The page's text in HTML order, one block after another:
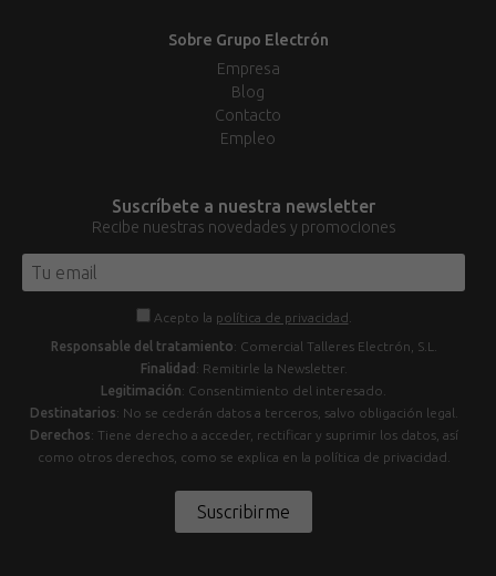
Sobre Grupo Electrón
Empresa
Blog
Contacto
Empleo
Suscríbete a nuestra newsletter
Recibe nuestras novedades y promociones
Acepto la política de privacidad
Responsable del tratamiento: Comercial Talleres Electrón, S.L.
Finalidad : Remitirle la Newsletter.
Legitimación: Consentimiento del interesado.
Destinatarios: No se cederán datos a terceros, salvo obligación legal.
Derechos: Tiene derecho a acceder, rectificar y suprimir los datos, así
como otros derechos, como se explica en la política de privacidad.
Suscribirme